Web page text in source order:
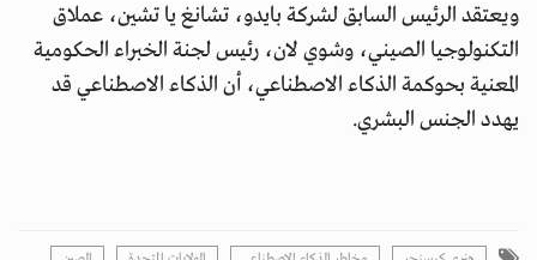
ويعتقد الرئيس السابق لشركة بايدو، تشانغ يا تشين، عملاق
التكنولوجيا الصيني، وشوي لان، رئيس لجنة الخبراء الحكومية
المعنية بحوكمة الذكاء الاصطناعي، أن الذكاء الاصطناعي قد
يهدد الجنس البشري.